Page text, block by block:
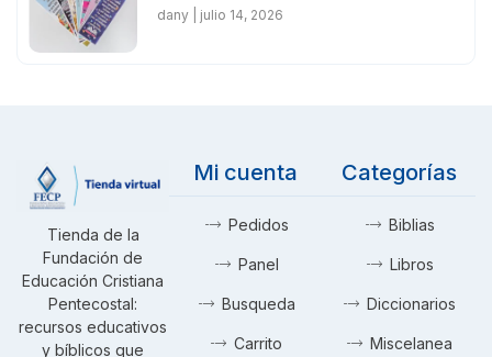
dany julio 14, 2026
Tienda de la
Fundación de
Educación Cristiana
Pentecostal:
recursos educativos
y bíblicos que
Mi cuenta
Pedidos
Panel
Busqueda
Carrito
Categorías
Biblias
Libros
Diccionarios
Miscelanea